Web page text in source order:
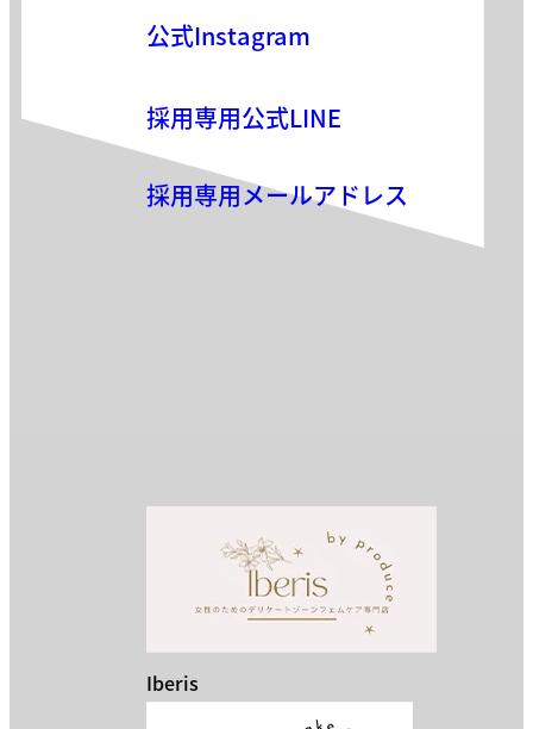
公式Instagram
採用専用公式LINE
採用専用メールアドレス
Iberis